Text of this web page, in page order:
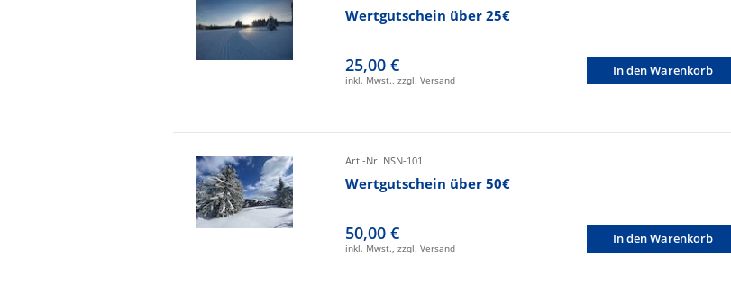
Wertgutschein über 25€
25,00 €
inkl. Mwst., zzgl. Versand
In den Warenkorb
Art.-Nr. NSN-101
Wertgutschein über 50€
50,00 €
inkl. Mwst., zzgl. Versand
In den Warenkorb